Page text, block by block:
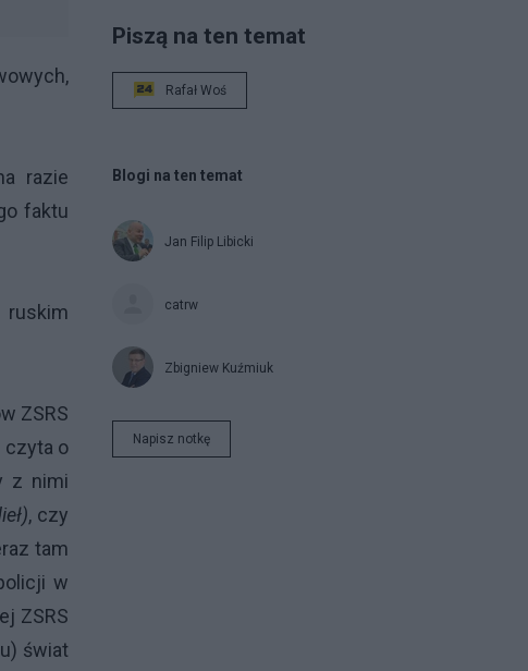
razie
faktu
ZSRS
czyta o
z nimi
, czy
tam
w
ZSRS
świat
Piszą na ten temat
Rafał Woś
Blogi na ten temat
Jan Filip Libicki
catrw
Zbigniew Kuźmiuk
Napisz notkę